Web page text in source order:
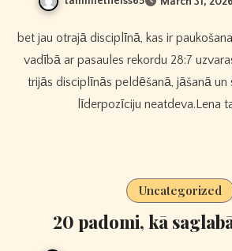
bet jau otrajā disciplīnā, kas ir paukošana, viņa spēja izvirzīties
vadībā ar pasaules rekordu 28:7
trijās disciplīnās peldēšanā, jāšanā un
līderpozīciju neatdeva.Lena
Uncategorized
20 padomi, kā